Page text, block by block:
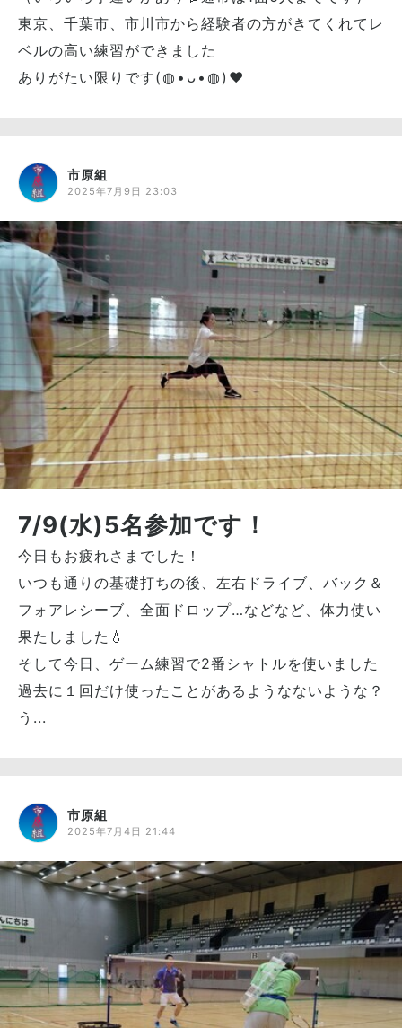
東京、千葉市、市川市から経験者の方がきてくれてレ
ベルの高い練習ができました
ありがたい限りです(⁠◍⁠•⁠ᴗ⁠•⁠◍⁠)⁠❤
市原組
2025年7月9日 23:03
7/9(水)5名参加です！
今日もお疲れさまでした！
いつも通りの基礎打ちの後、左右ドライブ、バック＆
フォアレシーブ、全面ドロップ…などなど、体力使い
果たしました💧
そして今日、ゲーム練習で2番シャトルを使いました
過去に１回だけ使ったことがあるようなないような？
う...
市原組
2025年7月4日 21:44